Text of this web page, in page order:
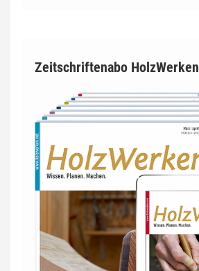
Zeitschriftenabo HolzWerken